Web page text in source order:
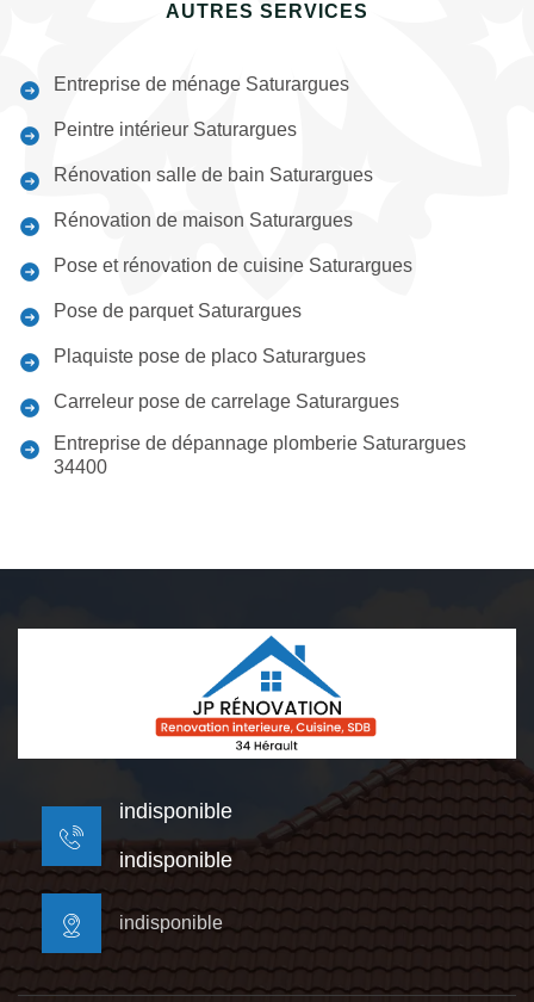
AUTRES SERVICES
Entreprise de ménage Saturargues
Peintre intérieur Saturargues
Rénovation salle de bain Saturargues
Rénovation de maison Saturargues
Pose et rénovation de cuisine Saturargues
Pose de parquet Saturargues
Plaquiste pose de placo Saturargues
Carreleur pose de carrelage Saturargues
Entreprise de dépannage plomberie Saturargues
34400
indisponible
indisponible
indisponible